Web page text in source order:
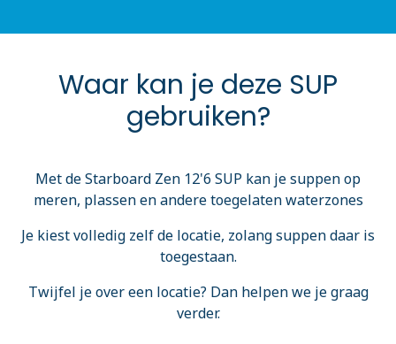
Waar kan je deze SUP
gebruiken?
Met de Starboard Zen 12'6 SUP kan je suppen op
meren, plassen en andere toegelaten waterzones
Je kiest volledig zelf de locatie, zolang suppen daar is
toegestaan.
Twijfel je over een locatie? Dan helpen we je graag
verder.